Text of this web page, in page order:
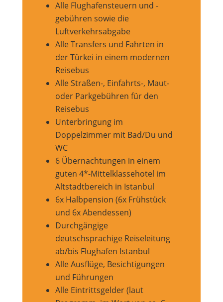
Alle Flughafensteuern und -
gebühren sowie die
Luftverkehrsabgabe
Alle Transfers und Fahrten in
der Türkei in einem modernen
Reisebus
Alle Straßen-, Einfahrts-, Maut-
oder Parkgebühren für den
Reisebus
Unterbringung im
Doppelzimmer mit Bad/Du und
WC
6 Übernachtungen in einem
guten 4*-Mittelklassehotel im
Altstadtbereich in Istanbul
6x Halbpension (6x Frühstück
und 6x Abendessen)
Durchgängige
deutschsprachige Reiseleitung
ab/bis Flughafen Istanbul
Alle Ausflüge, Besichtigungen
und Führungen
Alle Eintrittsgelder (laut